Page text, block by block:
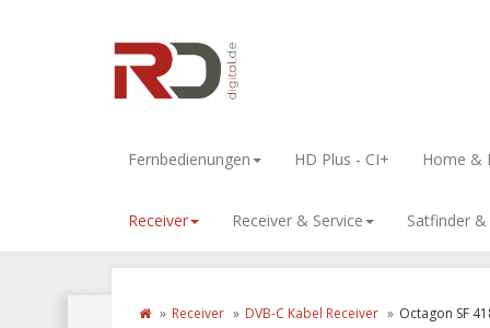
Fernbedienungen HD Plus - CI+ Home &
Receiver Receiver & Service Satfinder
Receiver DVB-C Kabel Receiver Octagon SF